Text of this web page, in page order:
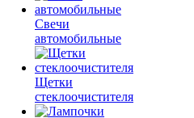
Свечи
автомобильные
Щетки
стеклоочистителя